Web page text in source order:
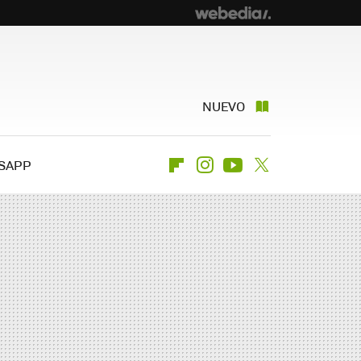
NUEVO
FlipboardInstagramYoutube